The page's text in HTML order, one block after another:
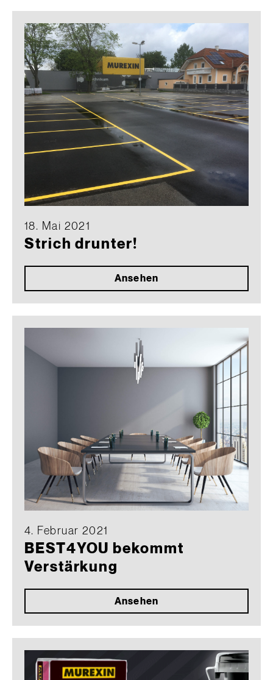
18. Mai 2021
Strich drunter!
Ansehen
4. Februar 2021
BEST4YOU bekommt
Verstärkung
Ansehen